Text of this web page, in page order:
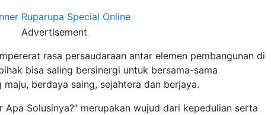
Advertisement
rasa persaudaraan antar elemen pembangunan di
bisa saling bersinergi untuk bersama-sama
berdaya saing, sejahtera dan berjaya.
Solusinya?” merupakan wujud dari kepedulian serta